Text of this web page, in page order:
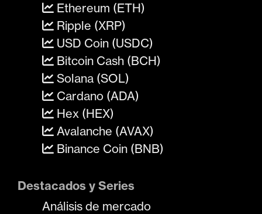
Ethereum (ETH)
Ripple (XRP)
USD Coin (USDC)
Bitcoin Cash (BCH)
Solana (SOL)
Cardano (ADA)
Hex (HEX)
Avalanche (AVAX)
Binance Coin (BNB)
Destacados y Series
Análisis de mercado